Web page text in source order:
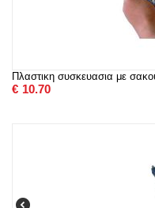
Πλαστικη συσκευασια με
€ 10.70